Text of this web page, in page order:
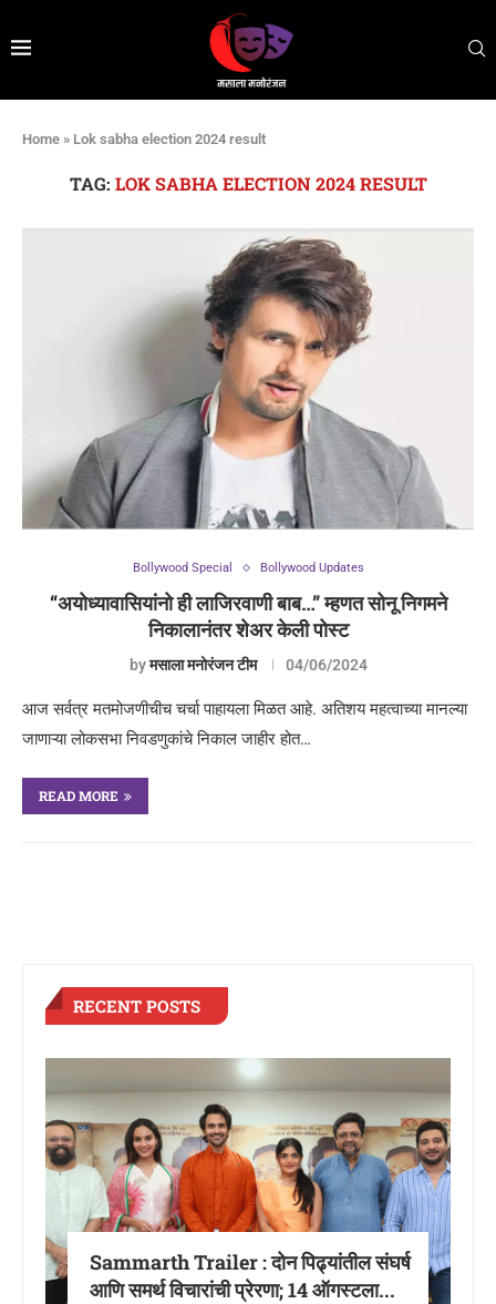
Home » Lok sabha election 2024 result
TAG: LOK SABHA ELECTION 2024 RESULT
Bollywood Special Bollywood Updates
“अयोध्यावासियांनो ही लाजिरवाणी बाब…” म्हणत सोनू निगमने
निकालानंतर शेअर केली पोस्ट
byमसाला मनोरंजन टीम 04/06/2024
आज सर्वत्र मतमोजणीचीच चर्चा पाहायला मिळत आहे. अतिशय महत्वाच्या मानल्या
जाणाऱ्या लोकसभा निवडणुकांचे निकाल जाहीर होत…
READ MORE
RECENT POSTS
Sammarth Trailer : दोन पिढ्यांतील संघर्ष
आणि समर्थ विचारांची प्रेरणा; 14 ऑगस्टला...